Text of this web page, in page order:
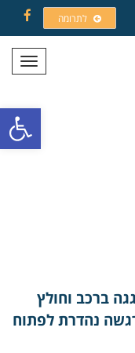
פתח
לתרומה
תפריט
ברכב וחולץ
נהדרת לפתוח